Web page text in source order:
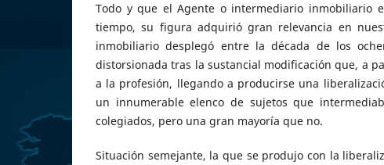
Todo y que el Agente o intermediario inmobiliario
tiempo, su figura adquirió gran relevancia en
inmobiliario desplegó entre la década de los
distorsionada tras la sustancial modificación que, a
a la profesión, llegando a producirse una
un innumerable elenco de sujetos que
colegiados, pero una gran mayoría que no.
Situación semejante, la que se produjo con la